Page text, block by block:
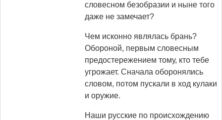
словесном безобразии и ныне того
даже не замечает?
Чем исконно являлась брань?
Обороной, первым словесным
предостережением тому, кто тебе
угрожает. Сначала оборонялись
словом, потом пускали в ход кулаки
и оружие.
Наши русские по происхождению